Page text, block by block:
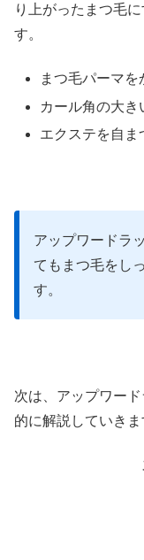
り上がったまつ毛
す。
まつ毛パーマを
カール角の大き
エクステを自ま
アップワードラ
てもまつ毛をし
す。
次は、アップワー
的に解説していきま